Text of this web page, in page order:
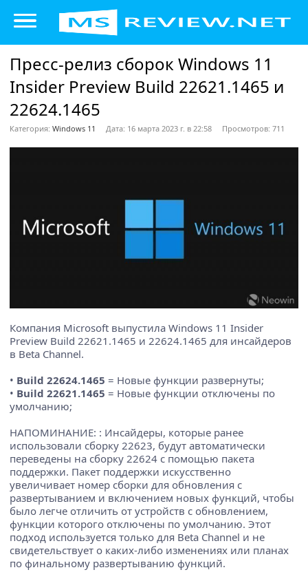
Пресс-релиз сборок Windows 11
Insider Preview Build 22621.1465 и
22624.1465
Категория: Windows 11 Дата: 16 марта 2023 г. в 22:58 Просмотров: 711
Компания Microsoft выпустила Windows 11 Insider
Preview Build 22621.1465 и 22624.1465 для инсайдеров
в Beta Channel.
• Build 22624.1465 = Новые функции развернуты;
• Build 22621.1465 = Новые функции отключены по
умолчанию;
НАПОМИНАНИЕ: : Инсайдеры, которые ранее
использовали сборку 22623, будут автоматически
переведены на сборку 22624 с помощью пакета
поддержки. Пакет поддержки искусственно
увеличивает номер сборки для обновления с
развертыванием и включением новых функций, чтобы
было легче отличить от устройств с обновлением,
функции которого отключены по умолчанию. Этот
подход используется только для Beta Channel и не
свидетельствует о каких-либо изменениях или планах
по финальному развертыванию функций.